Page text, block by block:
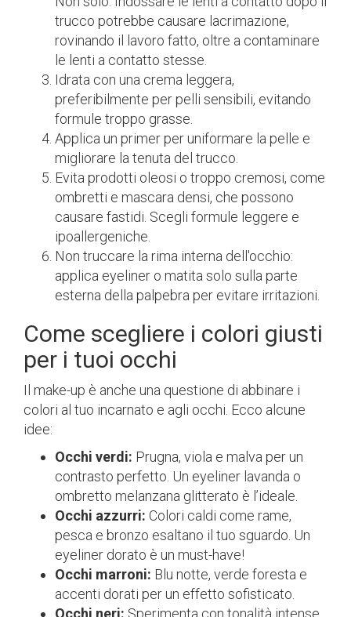
trucco potrebbe causare lacrimazione,
rovinando il lavoro fatto, oltre a contaminare
le lenti a contatto stesse.
Idrata con una crema leggera,
preferibilmente per pelli sensibili, evitando
formule troppo grasse.
Applica un primer per uniformare la pelle e
migliorare la tenuta del trucco.
Evita prodotti oleosi o troppo cremosi, come
ombretti e mascara densi, che possono
causare fastidi. Scegli formule leggere e
ipoallergeniche.
Non truccare la rima interna dell'occhio:
applica eyeliner o matita solo sulla parte
esterna della palpebra per evitare irritazioni.
Come scegliere i colori giusti
per i tuoi occhi
Il make-up è anche una questione di abbinare i
colori al tuo incarnato e agli occhi. Ecco alcune
idee:
Occhi verdi: Prugna, viola e malva per un
contrasto perfetto. Un eyeliner lavanda o
ombretto melanzana glitterato è l’ideale.
Occhi azzurri: Colori caldi come rame,
pesca e bronzo esaltano il tuo sguardo. Un
eyeliner dorato è un must-have!
Occhi marroni: Blu notte, verde foresta e
accenti dorati per un effetto sofisticato.
Occhi neri: Sperimenta con tonalità intense